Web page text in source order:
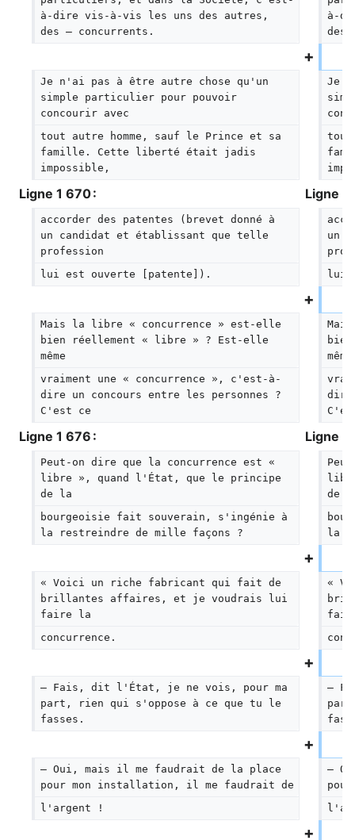
à-dire vis-à-vis les uns des autres,
des — concurrents.
à-
des
Je n'ai pas à être autre chose qu'un
simple particulier pour pouvoir
concourir avec
Je
tout autre homme, sauf le Prince et sa
famille. Cette liberté était jadis
impossible,
tout
Ligne 1 670 : Ligne 1
accorder des patentes (brevet donné à
un candidat et établissant que telle
profession
un
lui est ouverte [patente]).
lui
Mais la libre « concurrence » est-elle
bien réellement « libre » ? Est-elle
même
même
vraiment une « concurrence », c'est-à-
dire un concours entre les personnes ?
C'est ce
dire
Ligne 1 676 : Ligne 1
Peut-on dire que la concurrence est «
libre », quand l'État, que le principe
de la
de
bourgeoisie fait souverain, s'ingénie à
la restreindre de mille façons ?
la
« Voici un riche fabricant qui fait de
brillantes affaires, et je voudrais lui
faire la
«
concurrence.
— Fais, dit l'État, je ne vois, pour ma
part, rien qui s'oppose à ce que tu le
fasses.
—
— Oui, mais il me faudrait de la place
pour mon installation, il me faudrait de
—
l'argent !